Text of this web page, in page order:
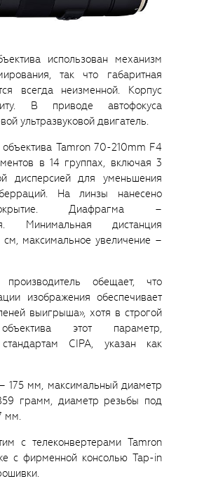
использован механизм
так что габаритная
всегда неизменной. Корпус
В приводе автофокуса
ультразвуковой двигатель.
Tamron 70-210mm F4
в 14 группах, включая 3
дисперсией для уменьшения
На линзы нанесено
Диафрагма –
Минимальная дистанция
максимальное увеличение –
обещает, что
изображения обеспечивает
выигрыша», хотя в строгой
этот параметр,
CIPA, указан как
175 мм, максимальный диаметр
грамм, диаметр резьбы под
мм.
с телеконвертерами Tamron
с фирменной консолью Tap-in